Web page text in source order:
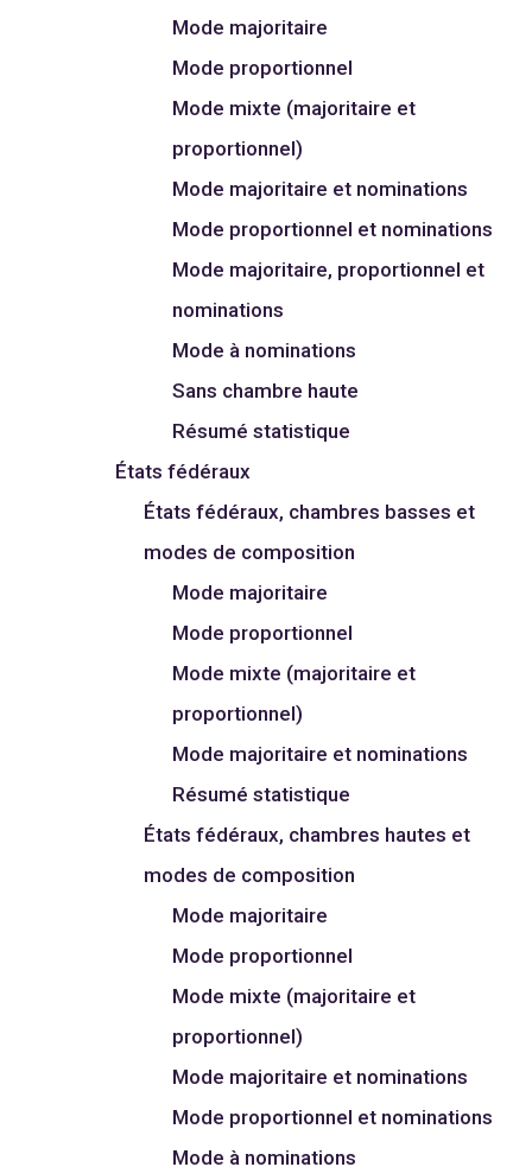
Mode majoritaire
Mode proportionnel
Mode mixte (majoritaire et
proportionnel)
Mode majoritaire et nominations
Mode proportionnel et nominations
Mode majoritaire, proportionnel et
nominations
Mode à nominations
Sans chambre haute
Résumé statistique
États fédéraux
États fédéraux, chambres basses et
modes de composition
Mode majoritaire
Mode proportionnel
Mode mixte (majoritaire et
proportionnel)
Mode majoritaire et nominations
Résumé statistique
États fédéraux, chambres hautes et
modes de composition
Mode majoritaire
Mode proportionnel
Mode mixte (majoritaire et
proportionnel)
Mode majoritaire et nominations
Mode proportionnel et nominations
Mode à nominations